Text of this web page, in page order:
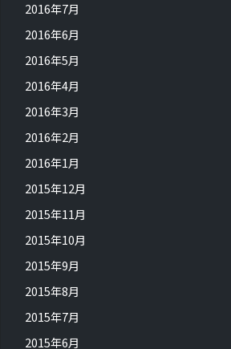
2016年7月
2016年6月
2016年5月
2016年4月
2016年3月
2016年2月
2016年1月
2015年12月
2015年11月
2015年10月
2015年9月
2015年8月
2015年7月
2015年6月